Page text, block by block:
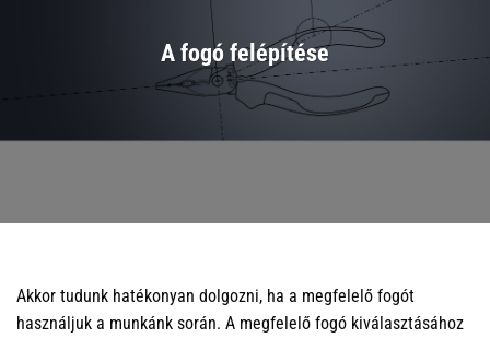
A fogó felépítése
Akkor tudunk hatékonyan dolgozni, ha a megfelelő fogót
használjuk a munkánk során. A megfelelő fogó kiválasztásához